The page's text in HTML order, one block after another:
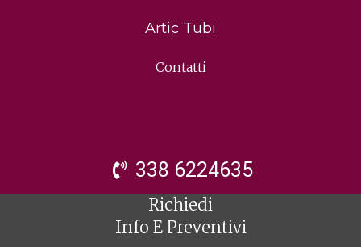
Artic Tubi
Contatti
338 6224635
Richiedi
Info E Preventivi